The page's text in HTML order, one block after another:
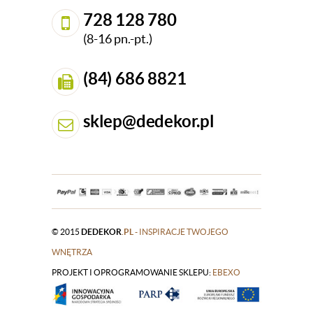
728 128 780
(8-16 pn.-pt.)
(84) 686 8821
sklep@dedekor.pl
© 2015 DEDEKOR .PL - INSPIRACJE TWOJEGO
WNĘTRZA
|
PROJEKT I OPROGRAMOWANIE SKLEPU: EBEXO